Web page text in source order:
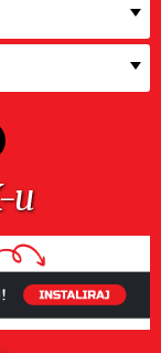
u